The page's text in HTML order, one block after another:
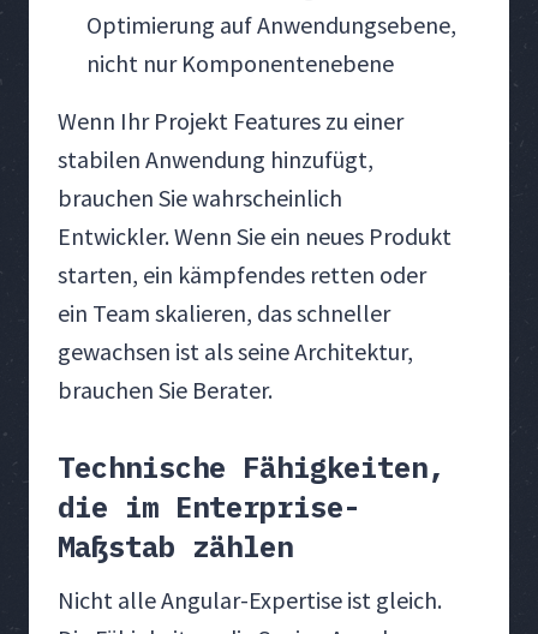
Optimierung auf Anwendungsebene,
nicht nur Komponentenebene
Wenn Ihr Projekt Features zu einer
stabilen Anwendung hinzufügt,
brauchen Sie wahrscheinlich
Entwickler. Wenn Sie ein neues Produkt
starten, ein kämpfendes retten oder
ein Team skalieren, das schneller
gewachsen ist als seine Architektur,
brauchen Sie Berater.
Technische Fähigkeiten,
die im Enterprise-
Maßstab zählen
Nicht alle Angular-Expertise ist gleich.